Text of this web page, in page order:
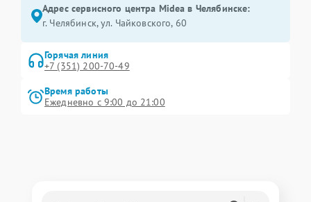
Адрес сервисного центра Midea в Челябинске:
г. Челябинск, ул. Чайковского, 60
Горячая линия
+7 (351) 200-70-49
Время работы
Ежедневно с 9:00 до 21:00